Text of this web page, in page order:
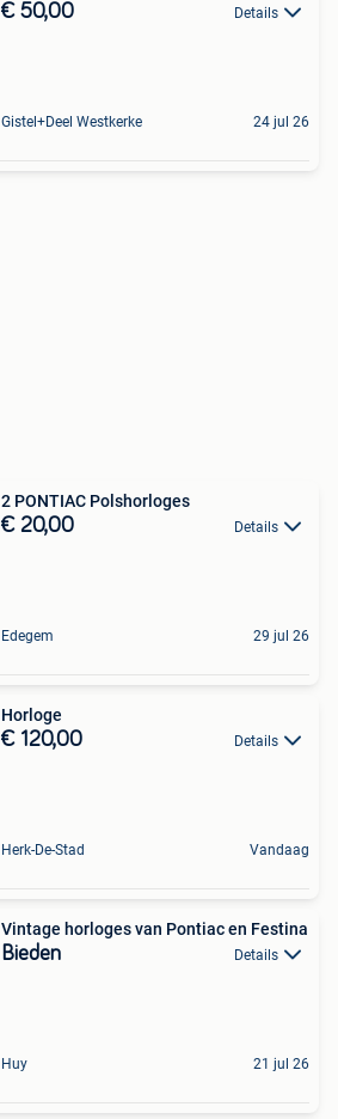
€ 50,00 Details
Gistel+Deel Westkerke 24 jul 26
2 PONTIAC Polshorloges
€ 20,00 Details
Edegem 29 jul 26
Horloge
€ 120,00 Details
Herk-De-Stad Vandaag
Vintage horloges van Pontiac en Festina
Bieden Details
Huy 21 jul 26